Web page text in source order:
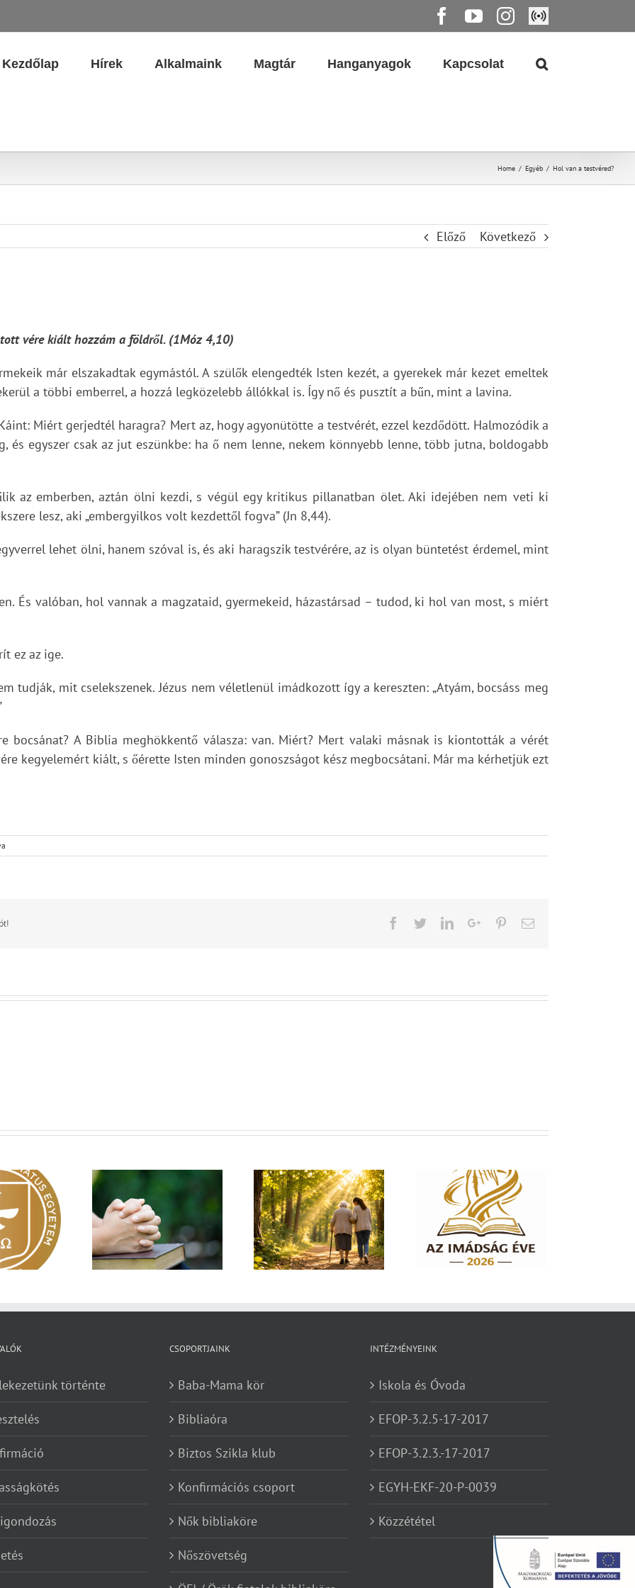
Facebook
YouTube
Instagram
Élő
közvetítés
Kezdőlap Hírek Alkalmaink Magtár Hanganyagok Kapcsolat
Home / Egyéb / Hol van a testvéred?
Előző Következő
vére kiált hozzám a földről. (1Móz 4,10)
már elszakadtak egymástól. A szülők elengedték Isten kezét, a gyerekek már kezet emeltek
a többi emberrel, a hozzá legközelebb állókkal is. Így nő és pusztít a bűn, mint a lavina.
Miért gerjedtél haragra? Mert az, hogy agyonütötte a testvérét, ezzel kezdődött. Halmozódik a
és egyszer csak az jut eszünkbe: ha ő nem lenne, nekem könnyebb lenne, több jutna, boldogabb
az emberben, aztán ölni kezdi, s végül egy kritikus pillanatban ölet. Aki idejében nem veti ki
lesz, aki „embergyilkos volt kezdettől fogva” (Jn 8,44).
lehet ölni, hanem szóval is, és aki haragszik testvérére, az is olyan büntetést érdemel, mint
És valóban, hol vannak a magzataid, gyermekeid, házastársad – tudod, ki hol van most, s miért
ez az ige.
tudják, mit cselekszenek. Jézus nem véletlenül imádkozott így a kereszten: „Atyám, bocsáss meg
bocsánat? A Biblia meghökkentő válasza: van. Miért? Mert valaki másnak is kiontották a vérét
kegyelemért kiált, s őérette Isten minden gonoszságot kész megbocsátani. Már ma kérhetjük ezt
Facebook
TwitterLinkedInGoogle+PinterestEmail
üzenet –
Zsoltárok 149
Egy fa kidől, messze
hangzik. Nő az erdő, ki
hallja? – Diakónusok
vasárnapja – II. rész
Imádság éve 2026 – El
nem hagylak téged
történte
CSOPORTJAINK
Baba-Mama kör
Bibliaóra
Biztos Szikla klub
Konfirmációs csoport
Nők bibliaköre
Nőszövetség
INTÉZMÉNYEINK
Iskola és Óvoda
EFOP-3.2.5-17-2017
EFOP-3.2.3.-17-2017
EGYH-EKF-20-P-0039
Közzététel